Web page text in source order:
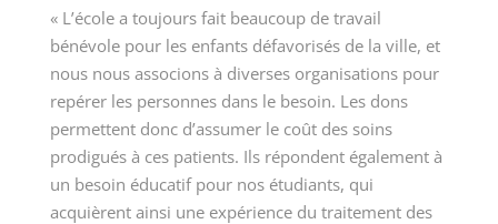
« L’école a toujours fait beaucoup de travail
bénévole pour les enfants défavorisés de la ville, et
nous nous associons à diverses organisations pour
repérer les personnes dans le besoin. Les dons
permettent donc d’assumer le coût des soins
prodigués à ces patients. Ils répondent également à
un besoin éducatif pour nos étudiants, qui
acquièrent ainsi une expérience du traitement des